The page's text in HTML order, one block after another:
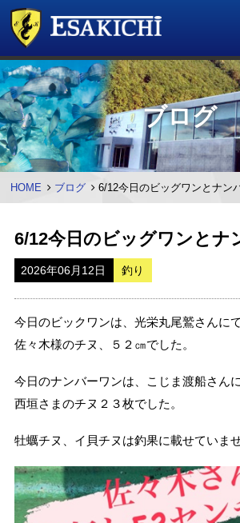
ブログ
HOME ブログ 6/12今日のビッグワンとナン
6/12今日のビッグワンとナ
2026年06月12日 釣り
今日のビックワンは、光栄丸尾鷲さんにて
佐々木様のチヌ、５２㎝でした。
今日のナンバーワンは、こじま渡船さん
西垣さまのチヌ２３枚でした。
牡蠣チヌ、イ貝チヌは釣果に載せていませ